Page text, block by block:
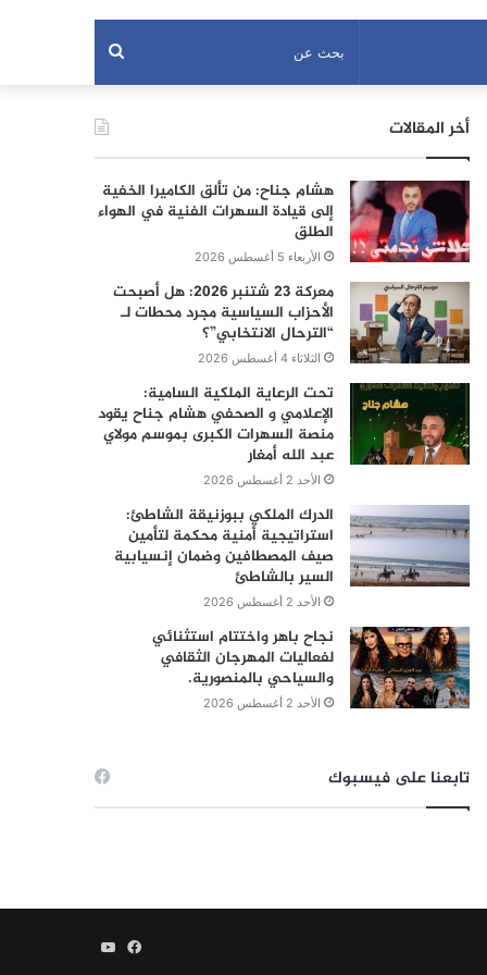
بحث
عن أخر المقالات
هشام جناح: من تألق الكاميرا الخفية
إلى قيادة السهرات الفنية في الهواء
الطلق
الأربعاء 5 أغسطس 2026
معركة 23 شتنبر 2026: هل أصبحت
الأحزاب السياسية مجرد محطات لـ
“الترحال الانتخابي”؟
الثلاثاء 4 أغسطس 2026
تحت الرعاية الملكية السامية:
الإعلامي و الصحفي هشام جناح يقود
منصة السهرات الكبرى بموسم مولاي
عبد الله أمغار
الأحد 2 أغسطس 2026
الدرك الملكي ببوزنيقة الشاطئ:
استراتيجية أمنية محكمة لتأمين
صيف المصطافين وضمان إنسيابية
السير بالشاطئ
الأحد 2 أغسطس 2026
نجاح باهر واختتام استثنائي
لفعاليات المهرجان الثقافي
والسياحي بالمنصورية.
الأحد 2 أغسطس 2026
تابعنا على فيسبوك
فيسبوكيوتيوب